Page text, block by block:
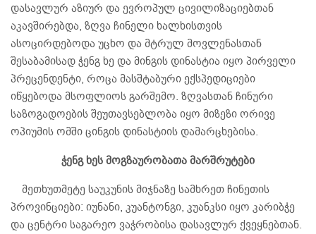
დასავლურ აზიურ და ევროპულ ცივილიზაციებთან
აკავშირებდა, ზღვა ჩინელი ხალხისთვის
ასოცირდებოდა უცხო და მტრულ მოვლენასთან
შესაბამისად ჭენგ ხე და მინგის დინასტია იყო პირველი
პრეცენდენტი, როცა მასშტაბური ექსპედიციები
იწყებოდა მსოფლიოს გარშემო. ზღვასთან ჩინური
საზოგადოების შეუთავსებლობა იყო მიზეზი ორივე
ოპიუმის ომში ცინგის დინასტიის დამარცხებისა.
ჭენგ ხეს მოგზაურობათა მარშრუტები
მეთხუთმეტე საუკუნის მიჯნაზე სამხრეთ ჩინეთის
პროვინციები: იუნანი, კუანტონგი, კუანკსი იყო კარიბჭე
და ცენტრი საგარეო ვაჭრობისა დასავლურ ქვეყნებთან.